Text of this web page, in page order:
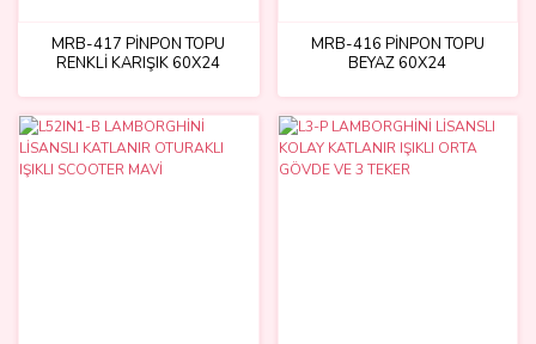
MRB-417 PİNPON TOPU
RENKLİ KARIŞIK 60X24
MRB-416 PİNPON TOPU
BEYAZ 60X24